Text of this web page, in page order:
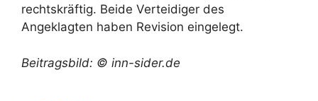
rechtskräftig. Beide Verteidiger des
Angeklagten haben Revision eingelegt.
Beitragsbild: © inn-sider.de